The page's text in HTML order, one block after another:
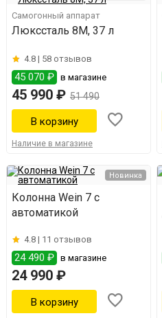
Самогонный аппарат
Люкссталь 8М, 37 л
4.8 | 58 отзывов
45 070 ₽ в магазине
45 990 ₽ 51 490
Наличие в магазине
Новинка
Колонна Wein 7 с
автоматикой
4.8 | 11 отзывов
24 490 ₽ в магазине
24 990 ₽